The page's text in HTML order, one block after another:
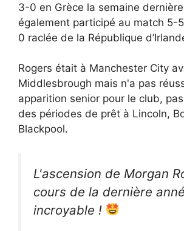
3-0 en Grèce la semaine
également participé au match 5-
0 raclée de la République
Rogers était à Manchester City
Middlesbrough mais n'a pas
apparition senior pour le club,
des périodes de prêt à Lincoln,
Blackpool.
L'ascension de Morgan
cours de la dernière
incroyable !